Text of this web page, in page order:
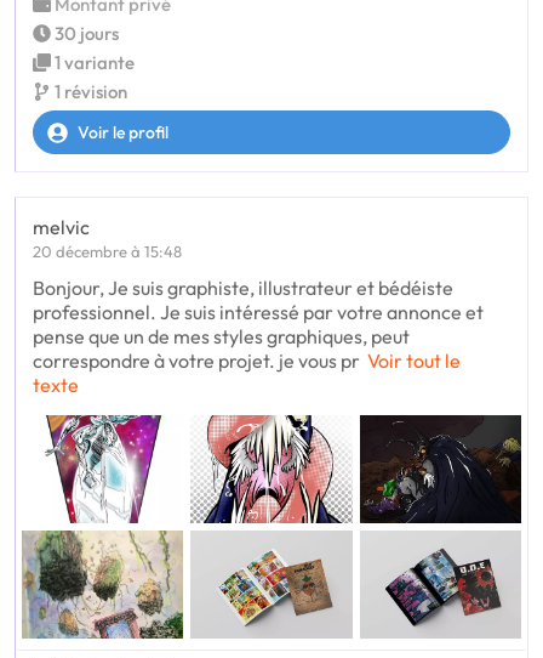
Montant privé
30 jours
1 variante
1 révision
Voir le profil
melvic
20 décembre à 15:48
Bonjour, Je suis graphiste, illustrateur et bédéiste
professionnel. Je suis intéressé par votre annonce et
pense que un de mes styles graphiques, peut
correspondre à votre projet. je vous pr Voir tout le
texte